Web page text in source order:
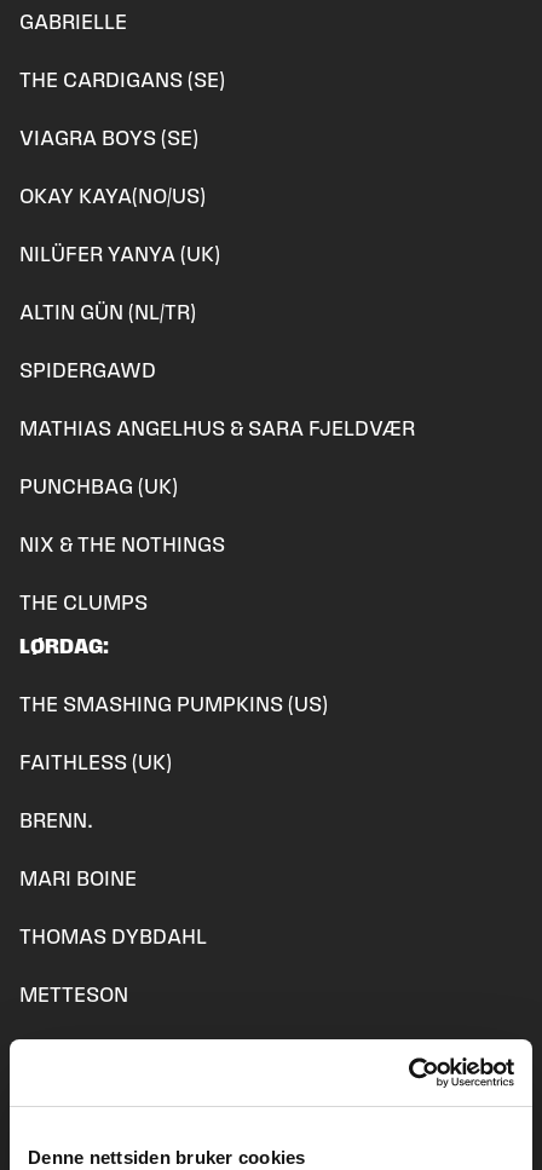
Denne nettsiden bruker cookies
GABRIELLE
THE CARDIGANS (SE)
VIAGRA BOYS (SE)
OKAY KAYA(NO/US)
NILÜFER YANYA (UK)
ALTIN GÜN (NL/TR)
SPIDERGAWD
MATHIAS ANGELHUS & SARA FJELDVÆR
PUNCHBAG (UK)
NIX & THE NOTHINGS
THE CLUMPS
LØRDAG:
THE SMASHING PUMPKINS (US)
FAITHLESS (UK)
BRENN.
MARI BOINE
THOMAS DYBDAHL
METTESON
SØRSIA GERILJA